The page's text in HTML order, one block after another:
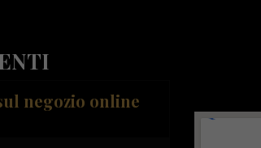
negozio online